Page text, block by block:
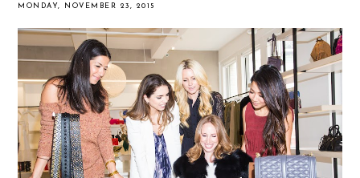
MONDAY, NOVEMBER 23, 2015